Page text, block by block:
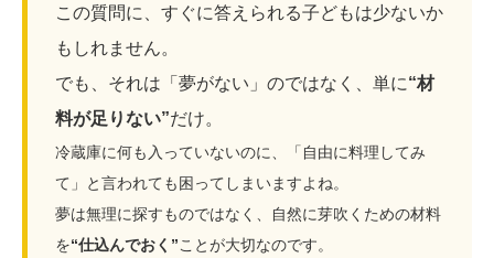
この質問に、すぐに答えられる子どもは少ないか
もしれません。
でも、それは「夢がない」のではなく、単に“材
料が足りない”だけ。
冷蔵庫に何も入っていないのに、「自由に料理してみ
て」と言われても困ってしまいますよね。
夢は無理に探すものではなく、自然に芽吹くための材料
を“仕込んでおく”ことが大切なのです。